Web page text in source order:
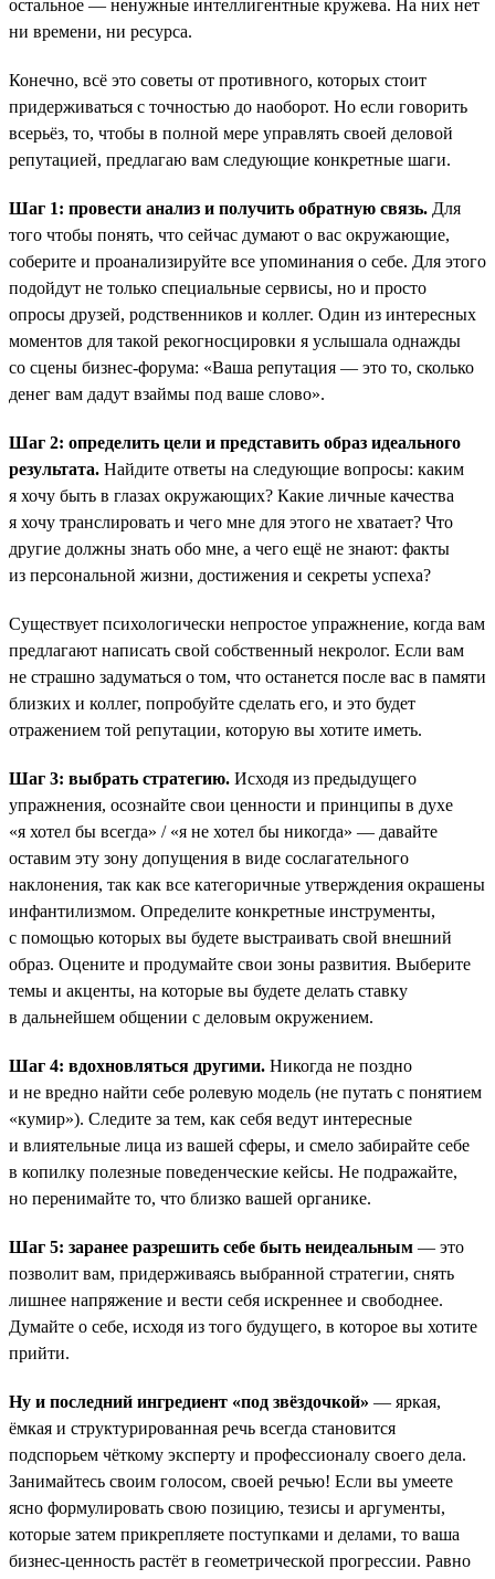
остальное — ненужные интеллигентные кружева. На них нет
ни времени, ни ресурса.
Конечно, всё это советы от противного, которых стоит
придерживаться с точностью до наоборот. Но если говорить
всерьёз, то, чтобы в полной мере управлять своей деловой
репутацией, предлагаю вам следующие конкретные шаги.
Шаг 1: провести анализ и получить обратную связь. Для
того чтобы понять, что сейчас думают о вас окружающие,
соберите и проанализируйте все упоминания о себе. Для этого
подойдут не только специальные сервисы, но и просто
опросы друзей, родственников и коллег. Один из интересных
моментов для такой рекогносцировки я услышала однажды
со сцены бизнес-форума: «Ваша репутация — это то, сколько
денег вам дадут взаймы под ваше слово».
Шаг 2: определить цели и представить образ идеального
результата. Найдите ответы на следующие вопросы: каким
я хочу быть в глазах окружающих? Какие личные качества
я хочу транслировать и чего мне для этого не хватает? Что
другие должны знать обо мне, а чего ещё не знают: факты
из персональной жизни, достижения и секреты успеха?
Существует психологически непростое упражнение, когда вам
предлагают написать свой собственный некролог. Если вам
не страшно задуматься о том, что останется после вас в памяти
близких и коллег, попробуйте сделать его, и это будет
отражением той репутации, которую вы хотите иметь.
Шаг 3: выбрать стратегию. Исходя из предыдущего
упражнения, осознайте свои ценности и принципы в духе
«я хотел бы всегда» / «я не хотел бы никогда» — давайте
оставим эту зону допущения в виде сослагательного
наклонения, так как все категоричные утверждения окрашены
инфантилизмом. Определите конкретные инструменты,
с помощью которых вы будете выстраивать свой внешний
образ. Оцените и продумайте свои зоны развития. Выберите
темы и акценты, на которые вы будете делать ставку
в дальнейшем общении с деловым окружением.
Шаг 4: вдохновляться другими. Никогда не поздно
и не вредно найти себе ролевую модель (не путать с понятием
«кумир»). Следите за тем, как себя ведут интересные
и влиятельные лица из вашей сферы, и смело забирайте себе
в копилку полезные поведенческие кейсы. Не подражайте,
но перенимайте то, что близко вашей органике.
Шаг 5: заранее разрешить себе быть неидеальным — это
позволит вам, придерживаясь выбранной стратегии, снять
лишнее напряжение и вести себя искреннее и свободнее.
Думайте о себе, исходя из того будущего, в которое вы хотите
прийти.
Ну и последний ингредиент «под звёздочкой» — яркая,
ёмкая и структурированная речь всегда становится
подспорьем чёткому эксперту и профессионалу своего дела.
Занимайтесь своим голосом, своей речью! Если вы умеете
ясно формулировать свою позицию, тезисы и аргументы,
которые затем прикрепляете поступками и делами, то ваша
бизнес-ценность растёт в геометрической прогрессии. Равно